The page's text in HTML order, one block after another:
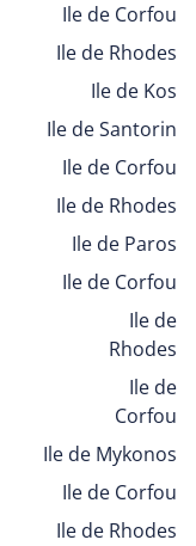
Ile de Corfou
Ile de Rhodes
Ile de Kos
Ile de Santorin
Ile de Corfou
Ile de Rhodes
Ile de Paros
Ile de Corfou
Ile de
Rhodes
Ile de
Corfou
Ile de Mykonos
Ile de Corfou
Ile de Rhodes